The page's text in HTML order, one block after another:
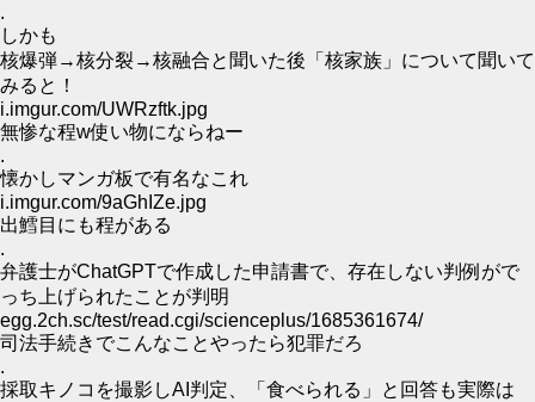
.
しかも
核爆弾→核分裂→核融合と聞いた後「核家族」について聞いて
みると！
i.imgur.com/UWRzftk.jpg
無惨な程w使い物にならねー
.
懐かしマンガ板で有名なこれ
i.imgur.com/9aGhIZe.jpg
出鱈目にも程がある
.
弁護士がChatGPTで作成した申請書で、存在しない判例がで
っち上げられたことが判明
egg.2ch.sc/test/read.cgi/scienceplus/1685361674/
司法手続きでこんなことやったら犯罪だろ
.
採取キノコを撮影しAI判定、「食べられる」と回答も実際は